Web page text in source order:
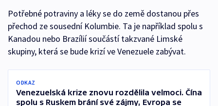
Potřebné potraviny a léky se do země dostanou přes
přechod ze sousední Kolumbie. Ta je například spolu s
Kanadou nebo Brazílií součástí takzvané Limské
skupiny, která se bude krizí ve Venezuele zabývat.
ODKAZ
Venezuelská krize znovu rozdělila velmoci. Čína
spolu s Ruskem brání své zájmy, Evropa se